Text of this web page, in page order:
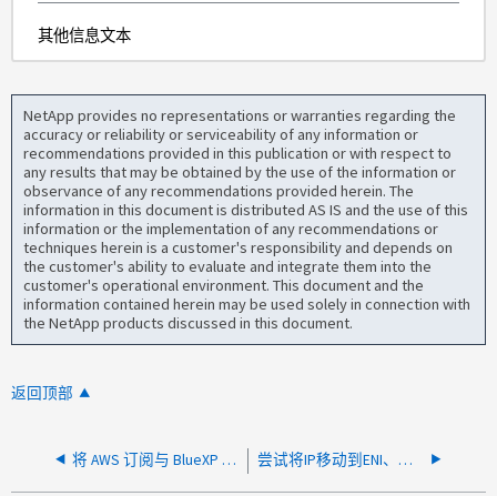
其他信息文本
NetApp provides no representations or warranties regarding the
accuracy or reliability or serviceability of any information or
recommendations provided in this publication or with respect to
any results that may be obtained by the use of the information or
observance of any recommendations provided herein. The
information in this document is distributed AS IS and the use of this
information or the implementation of any recommendations or
techniques herein is a customer's responsibility and depends on
the customer's ability to evaluate and integrate them into the
customer's operational environment. This document and the
information contained herein may be used solely in connection with
the NetApp products discussed in this document.
返回顶部
将 AWS 订阅与 BlueXP 关联失败，提示不允许执行操作 尝试将IP移动到ENI、因为AWS会阻止IP移动到ENI的子网之外